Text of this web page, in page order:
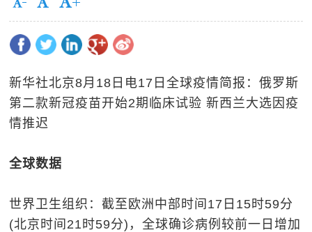
新华社北京8月18日电17日全球疫情简报：俄罗斯
第二款新冠疫苗开始2期临床试验 新西兰大选因疫
情推迟
全球数据
世界卫生组织：截至欧洲中部时间17日15时59分
(北京时间21时59分)，全球确诊病例较前一日增加